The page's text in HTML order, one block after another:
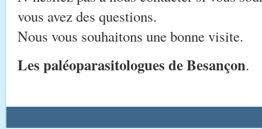
vous avez des questions.
Nous vous souhaitons une bonne visite.
Les paléoparasitologues de Besançon.